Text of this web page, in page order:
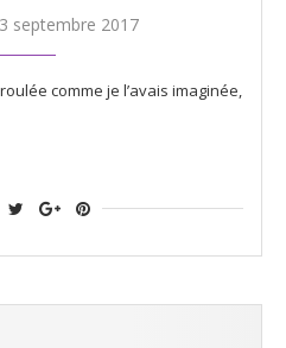
septembre 2017
comme je l’avais imaginée,